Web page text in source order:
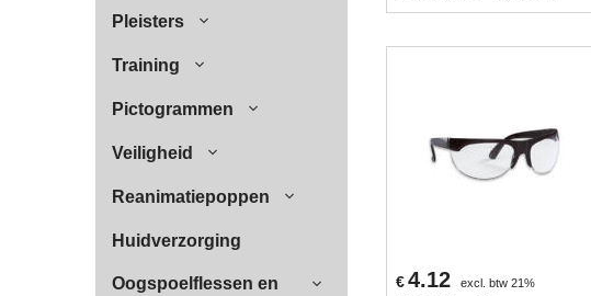
Pleisters
Training
Pictogrammen
Veiligheid
Reanimatiepoppen
Huidverzorging
Oogspoelflessen en
€4.12
excl. btw 21%